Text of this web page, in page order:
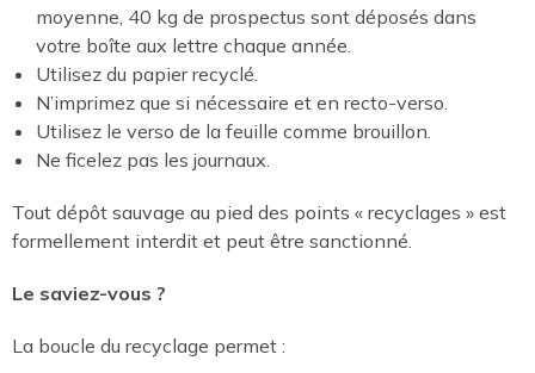
moyenne, 40 kg de prospectus sont déposés dans
votre boîte aux lettre chaque année.
Utilisez du papier recyclé.
N’imprimez que si nécessaire et en recto-verso.
Utilisez le verso de la feuille comme brouillon.
Ne ficelez pas les journaux.
Tout dépôt sauvage au pied des points « recyclages » est
formellement interdit et peut être sanctionné.
Le saviez-vous ?
La boucle du recyclage permet :